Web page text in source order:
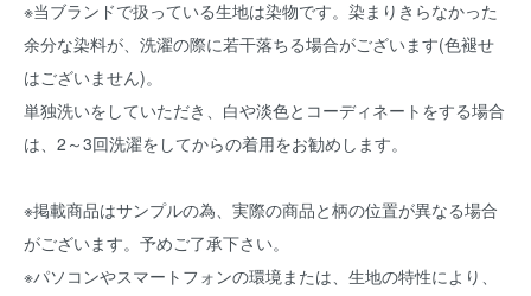
※当ブランドで扱っている生地は染物です。染まりきらなかった
余分な染料が、洗濯の際に若干落ちる場合がございます(色褪せ
はございません)。
単独洗いをしていただき、白や淡色とコーディネートをする場合
は、2～3回洗濯をしてからの着用をお勧めします。
※掲載商品はサンプルの為、実際の商品と柄の位置が異なる場合
がございます。予めご了承下さい。
※パソコンやスマートフォンの環境または、生地の特性により、